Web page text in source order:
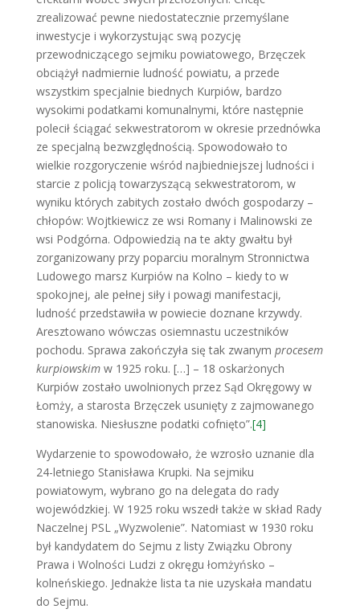
zrealizować pewne niedostatecznie przemyślane
inwestycje i wykorzystując swą pozycję
przewodniczącego sejmiku powiatowego, Brzęczek
obciążył nadmiernie ludność powiatu, a przede
wszystkim specjalnie biednych Kurpiów, bardzo
wysokimi podatkami komunalnymi, które następnie
polecił ściągać sekwestratorom w okresie przednówka
ze specjalną bezwzględnością. Spowodowało to
wielkie rozgoryczenie wśród najbiedniejszej ludności i
starcie z policją towarzyszącą sekwestratorom, w
wyniku których zabitych zostało dwóch gospodarzy –
chłopów: Wojtkiewicz ze wsi Romany i Malinowski ze
wsi Podgórna. Odpowiedzią na te akty gwałtu był
zorganizowany przy poparciu moralnym Stronnictwa
Ludowego marsz Kurpiów na Kolno – kiedy to w
spokojnej, ale pełnej siły i powagi manifestacji,
ludność przedstawiła w powiecie doznane krzywdy.
Aresztowano wówczas osiemnastu uczestników
pochodu. Sprawa zakończyła się tak zwanym procesem
kurpiowskimw 1925 roku. […] – 18 oskarżonych
Kurpiów zostało uwolnionych przez Sąd Okręgowy w
Łomży, a starosta Brzęczek usunięty z zajmowanego
stanowiska. Niesłuszne podatki cofnięto”.[4]
Wydarzenie to spowodowało, że wzrosło uzna­nie dla
24-letniego Stanisława Krupki. Na sejmiku
powiatowym, wy­brano go na delegata do rady
wojewódzkiej. W 1925 roku wszedł także w skład Rady
Naczel­nej PSL „Wyzwolenie”. Natomiast w 1930 roku
był kandydatem do Sejmu z listy Związku Obrony
Prawa i Wolności Ludzi z okręgu łomżyńsko –
kolneńskiego. Jednakże lista ta nie uzyskała mandatu
do Sejmu.